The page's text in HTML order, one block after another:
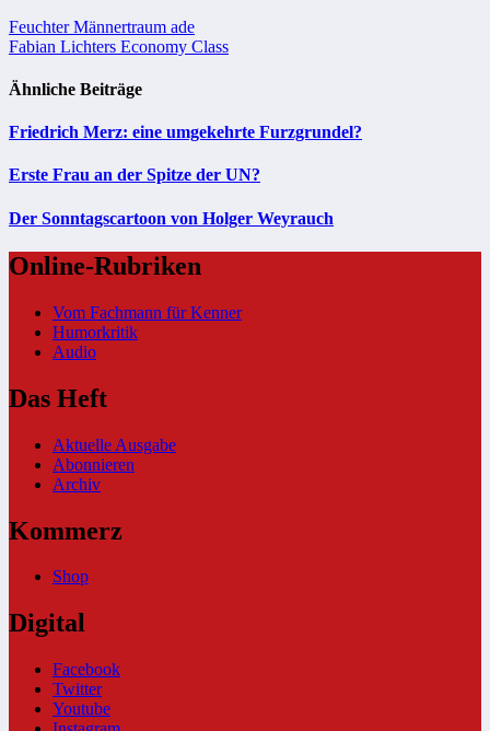
Beitragsnavigation
Feuchter Männertraum ade
Fabian Lichters Economy Class
Ähnliche Beiträge
Friedrich Merz: eine umgekehrte Furzgrundel?
Erste Frau an der Spitze der UN?
Der Sonntagscartoon von Holger Weyrauch
Online-Rubriken
Vom Fachmann für Kenner
Humorkritik
Audio
Das Heft
Aktuelle Ausgabe
Abonnieren
Archiv
Kommerz
Shop
Digital
Facebook
Twitter
Youtube